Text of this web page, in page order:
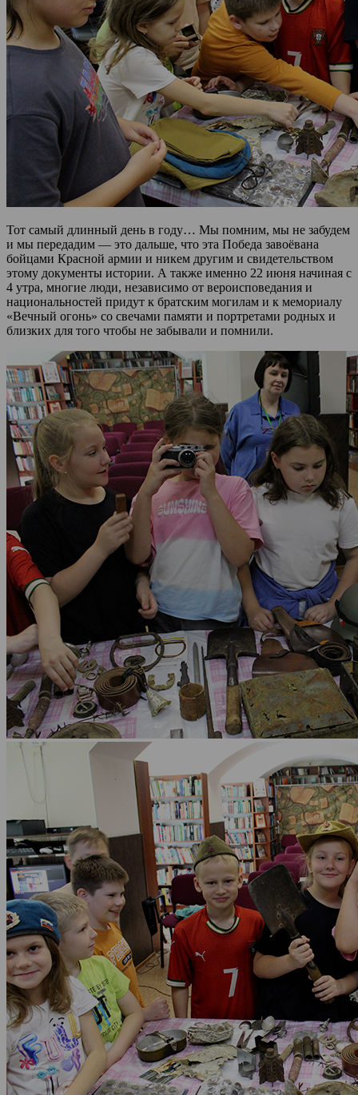
Тот самый длинный день в году… Мы помним, мы не забудем
и мы передадим — это дальше, что эта Победа завоёвана
бойцами Красной армии и никем другим и свидетельством
этому документы истории. А также именно 22 июня начиная с
4 утра, многие люди, независимо от вероисповедания и
национальностей придут к братским могилам и к мемориалу
«Вечный огонь» со свечами памяти и портретами родных и
близких для того чтобы не забывали и помнили.